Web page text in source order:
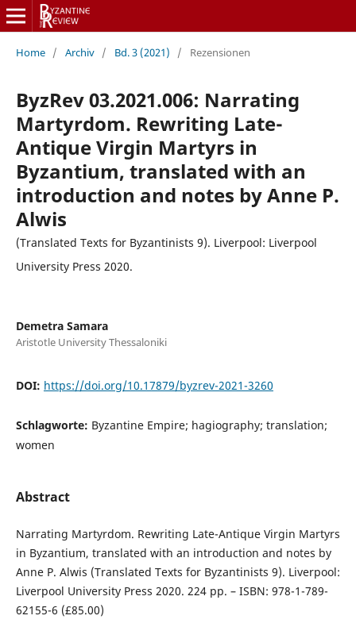
Home / Archiv / Bd. 3 (2021) / Rezensionen
ByzRev 03.2021.006: Narrating
Martyrdom. Rewriting Late-
Antique Virgin Martyrs in
Byzantium, translated with an
introduction and notes by Anne P.
Alwis
(Translated Texts for Byzantinists 9). Liverpool: Liverpool
University Press 2020.
Demetra Samara
Aristotle University Thessaloniki
DOI: https://doi.org/10.17879/byzrev-2021-3260
Schlagworte: Byzantine Empire; hagiography; translation;
women
Abstract
Narrating Martyrdom. Rewriting Late-Antique Virgin Martyrs
in Byzantium, translated with an introduction and notes by
Anne P. Alwis (Translated Texts for Byzantinists 9). Liverpool:
Liverpool University Press 2020. 224 pp. – ISBN: 978-1-789-
62155-6 (£85.00)